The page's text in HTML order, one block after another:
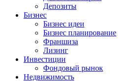
Депозиты
Бизнес
Бизнес идеи
Бизнес планирование
Франшиза
Лизинг
Инвестиции
Фондовый рынок
Недвижимость